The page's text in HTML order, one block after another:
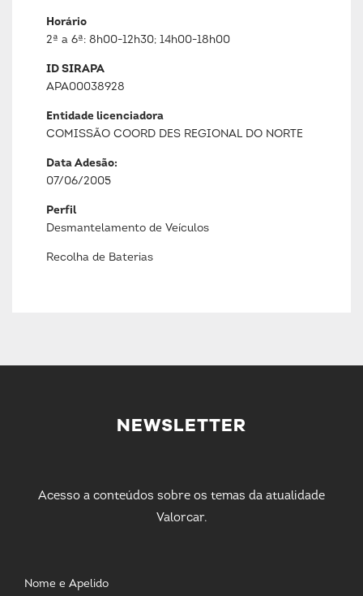
Horário
2ª a 6ª: 8h00-12h30; 14h00-18h00
ID SIRAPA
APA00038928
Entidade licenciadora
COMISSÃO COORD DES REGIONAL DO NORTE
Data Adesão:
07/06/2005
Perfil
Desmantelamento de Veículos
Recolha de Baterias
NEWSLETTER
Acesso a conteúdos sobre os temas da atualidade
Valorcar.